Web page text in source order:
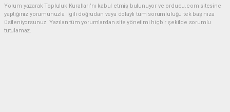
Yorum yazarak Topluluk Kuralları’nı kabul etmiş bulunuyor ve orducu.com sitesine
yaptığınız yorumunuzla ilgili doğrudan veya dolaylı tüm sorumluluğu tek başınıza
üstleniyorsunuz. Yazılan tüm yorumlardan site yönetimi hiçbir şekilde sorumlu
tutulamaz.